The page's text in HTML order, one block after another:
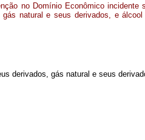
no Domínio Econômico
natural e seus derivados, e
derivados, gás natural e seus